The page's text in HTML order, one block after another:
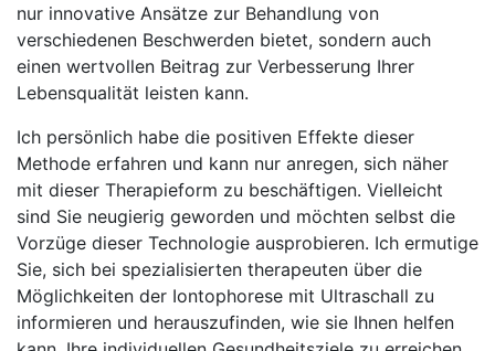
nur innovative Ansätze ⁢zur Behandlung von
verschiedenen Beschwerden ‍bietet,⁣ sondern auch
einen wertvollen Beitrag ⁤zur Verbesserung Ihrer
Lebensqualität leisten kann.
Ich ​persönlich habe die ⁢positiven Effekte dieser
Methode erfahren und kann nur anregen, sich näher⁤
mit dieser ⁣Therapieform zu ​beschäftigen. Vielleicht
sind​ Sie neugierig geworden und möchten selbst die
Vorzüge dieser‍ Technologie ausprobieren. Ich ‌ermutige​
Sie, sich⁢ bei spezialisierten‌ therapeuten über die
Möglichkeiten der Iontophorese⁢ mit Ultraschall zu
informieren und ‌herauszufinden, wie sie Ihnen helfen